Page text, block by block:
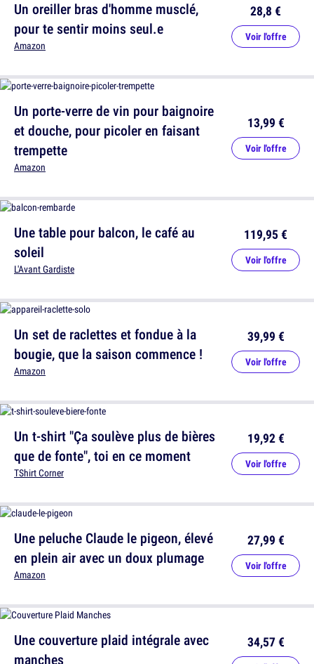
Un oreiller bras d'homme musclé,
pour te sentir moins seul.e
Amazon
28,8 €
Voir l'offre
Une table pour balcon, le café au
soleil
L'Avant Gardiste
119,95 €
Voir l'offre
Un t-shirt "Ça soulève plus de bières
que de fonte", toi en ce moment
TShirt Corner
19,92 €
Voir l'offre
Une couverture plaid intégrale avec
manches
34,57 €
Un porte-verre de vin pour baignoire
et douche, pour picoler en faisant
trempette
Amazon
13,99 €
Voir l'offre
Un set de raclettes et fondue à la
bougie, que la saison commence !
Amazon
39,99 €
Voir l'offre
Une peluche Claude le pigeon, élevé
en plein air avec un doux plumage
Amazon
27,99 €
Voir l'offre